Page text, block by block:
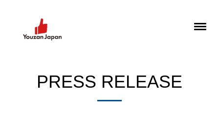
PRESS RELEASE